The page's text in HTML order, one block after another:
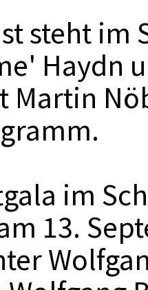
steht im
Haydn
Martin
im
13.